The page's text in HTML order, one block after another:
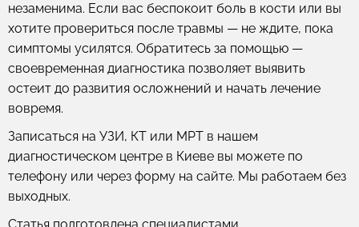
незаменима. Если вас беспокоит боль в кости или вы
хотите провериться после травмы — не ждите, пока
симптомы усилятся. Обратитесь за помощью —
своевременная диагностика позволяет выявить
остеит до развития осложнений и начать лечение
вовремя.
Записаться на УЗИ, КТ или МРТ в нашем
диагностическом центре в Киеве вы можете по
телефону или через форму на сайте. Мы работаем без
выходных.